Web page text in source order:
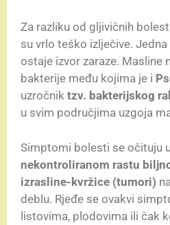
Za razliku od gljivičnih
su vrlo teško izlječive.
ostaje izvor zaraze. Masline
bakterije među kojima je i
uzročnik tzv. bakterijskog
u svim područjima uzgoja
Simptomi bolesti se očituju
nekontroliranom rastu
izrasline-kvržice (tumori)
deblu. Rjeđe se ovakvi
listovima, plodovima ili čak